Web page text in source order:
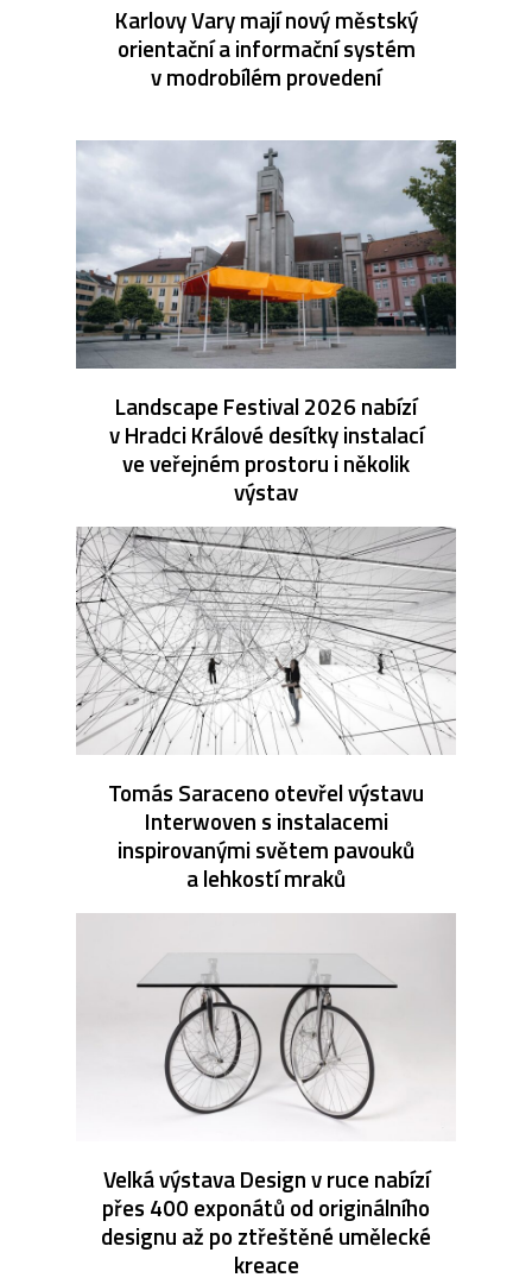
Karlovy Vary mají nový městský
orientační a informační systém
v modrobílém provedení
Landscape Festival 2026 nabízí
v Hradci Králové desítky instalací
ve veřejném prostoru i několik
výstav
Tomás Saraceno otevřel výstavu
Interwoven s instalacemi
inspirovanými světem pavouků
a lehkostí mraků
Velká výstava Design v ruce nabízí
přes 400 exponátů od originálního
designu až po ztřeštěné umělecké
kreace